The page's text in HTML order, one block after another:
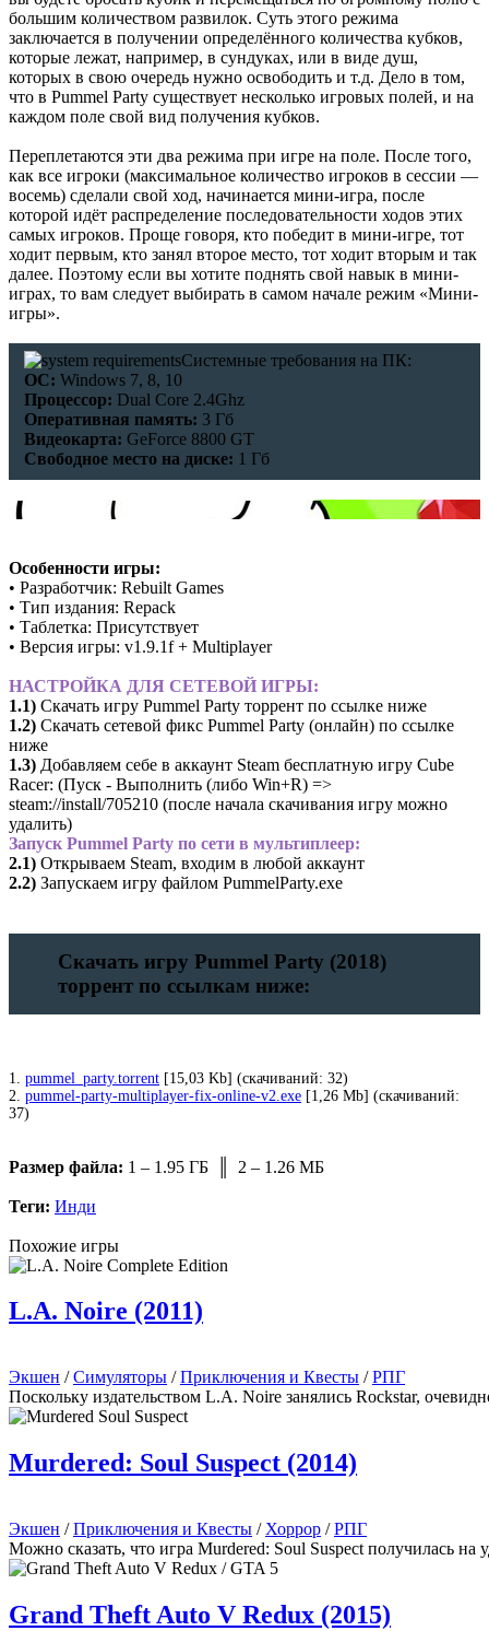
большим количеством развилок. Суть этого режима
заключается в получении определённого количества кубков,
которые лежат, например, в сундуках, или в виде душ,
которых в свою очередь нужно освободить и т.д. Дело в том,
что в Pummel Party существует несколько игровых полей, и на
каждом поле свой вид получения кубков.
Переплетаются эти два режима при игре на поле. После того,
как все игроки (максимальное количество игроков в сессии —
восемь) сделали свой ход, начинается мини-игра, после
которой идёт распределение последовательности ходов этих
самых игроков. Проще говоря, кто победит в мини-игре, тот
ходит первым, кто занял второе место, тот ходит вторым и так
далее. Поэтому если вы хотите поднять свой навык в мини-
играх, то вам следует выбирать в самом начале режим «Мини-
игры».
Системные требования на ПК:
ОС: Windows 7, 8, 10
Процессор: Dual Core 2.4Ghz
Оперативная память: 3 Гб
Видеокарта: GeForce 8800 GT
Свободное место на диске: 1 Гб
Особенности игры:
• Разработчик: Rebuilt Games
• Тип издания: Repack
• Таблетка: Присутствует
• Версия игры: v1.9.1f + Multiplayer
НАСТРОЙКА ДЛЯ СЕТЕВОЙ ИГРЫ:
1.1) Скачать игру Pummel Party торрент по ссылке ниже
1.2) Скачать сетевой фикс Pummel Party (онлайн) по ссылке
ниже
1.3) Добавляем себе в аккаунт Steam бесплатную игру Cube
Racer: (Пуск - Выполнить (либо Win+R) =>
steam://install/705210 (после начала скачивания игру можно
удалить)
Запуск Pummel Party по сети в мультиплеер:
2.1) Открываем Steam, входим в любой аккаунт
2.2) Запускаем игру файлом PummelParty.exe
Скачать игру Pummel Party (2018)
торрент по ссылкам ниже:
1. pummel_party.torrent [15,03 Kb] (cкачиваний: 32)
2. pummel-party-multiplayer-fix-online-v2.exe [1,26 Mb] (cкачиваний:
37)
Размер файла: 1 – 1.95 ГБ ║ 2 – 1.26 МБ
Теги: Инди
Похожие игры
L.A. Noire (2011)
Экшен /Симуляторы /Приключения и Квесты /РПГ
Поскольку издательством L.A. Noire занялись Rockstar,
Murdered: Soul Suspect (2014)
Экшен /Приключения и Квесты / Хоррор /РПГ
Можно сказать, что игра Murdered: Soul Suspect получилась
Grand Theft Auto V Redux (2015)